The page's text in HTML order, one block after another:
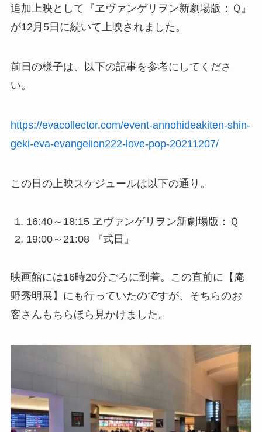
追加上映として『ヱヴァンゲリヲン新劇場版：Ｑ』
が12月5日に続いて上映されました。
前日の様子は、以下の記事を参考にしてくださ
い。
https://evacollector.com/event-annohideakiten-shin-
geki-eva-evangelion222-love-pop-20211207/
この日の上映スケジュールは以下の通り。
16:40～18:15 ヱヴァンゲリヲン新劇場版：Ｑ
19:00～21:08 『式日』
映画館には16時20分ごろに到着。この直前に【庵
野秀明展】にも行っていたのですが、そちらのお
客さんもちらほら見かけました。